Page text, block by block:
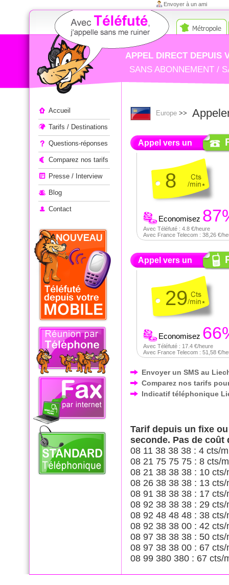
Envoyer à un ami
APPEL DIRECT DEPUIS
SANS ABONNEMENT /
Accueil
Tarifs / Destinations
Questions-réponses
Comparez nos tarifs
Presse / Interview
Blog
Contact
Europe >>
Appel vers un
8
Economisez
Avec Téléfuté : 4.8 €/heure
Avec France Telecom : 38,26 €/
Appel vers un
29
Economisez
Avec Téléfuté : 17.4 €/heure
Avec France Telecom : 51,58 €/
Envoyer un SMS au
Comparez nos tarifs
Indicatif téléphonique
Tarif depuis un fixe
seconde. Pas de coût
08 11 38 38 38 : 4 cts/
08 21 75 75 75 : 8 cts/
08 21 38 38 38 : 10 cts/
08 26 38 38 38 : 13 cts/
08 91 38 38 38 : 17 cts/
08 92 38 38 38 : 29 cts/
08 92 48 48 48 : 38 cts/
08 92 38 38 00 : 42 cts/
08 97 38 38 38 : 50 cts/
08 97 38 38 00 : 67 cts/
08 99 380 380 : 67 cts/